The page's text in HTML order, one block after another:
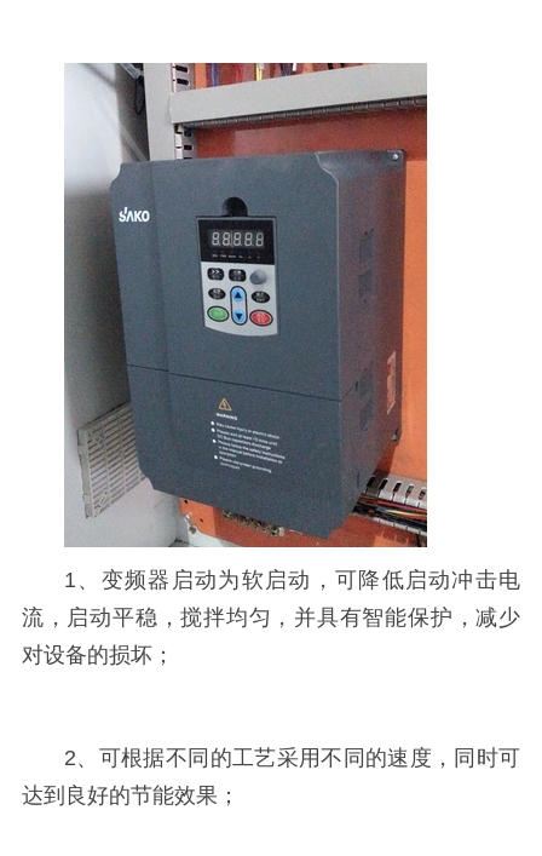
1、变频器启动为软启动，可降低启动冲击电
流，启动平稳，搅拌均匀，并具有智能保护，减少
对设备的损坏；
2、可根据不同的工艺采用不同的速度，同时可
达到良好的节能效果；